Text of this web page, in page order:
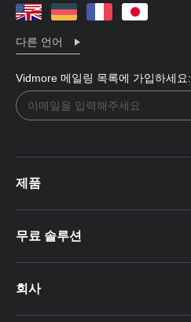
다른 언어
Vidmore 메일링 목록에 가입하세요:
제품
무료 솔루션
회사